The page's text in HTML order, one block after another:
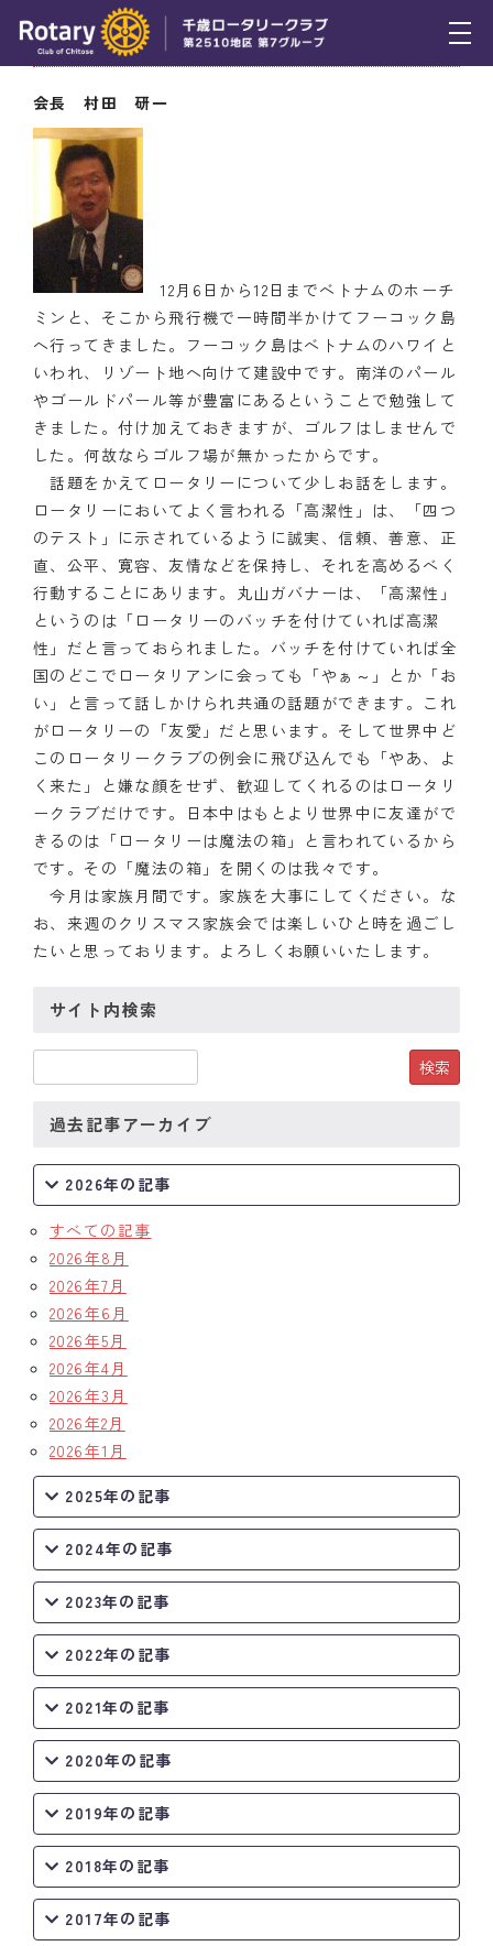
トピックス
例会報告
活動報告
理事会報告
スケジュール
年間プログラム
木曜会
組織図
クラブのあゆみ
クラブの歴史
歴代会長・幹事
記念誌
案内
例会場・事務局の案内
リンク集
情報公開
入会のご案内
12月13日（木） 会長挨拶
会長 村田 研一
12月6日から12日までベトナムのホーチ
ミンと、そこから飛行機で一時間半かけてフーコック島
へ行ってきました。フーコック島はベトナムのハワイと
いわれ、リゾート地へ向けて建設中です。南洋のパール
やゴールドパール等が豊富にあるということで勉強して
きました。付け加えておきますが、ゴルフはしませんで
した。何故ならゴルフ場が無かったからです。
話題をかえてロータリーについて少しお話をします。
ロータリーにおいてよく言われる「高潔性」は、「四つ
のテスト」に示されているように誠実、信頼、善意、正
直、公平、寛容、友情などを保持し、それを高めるべく
行動することにあります。丸山ガバナーは、「高潔性」
というのは「ロータリーのバッチを付けていれば高潔
性」だと言っておられました。バッチを付けていれば全
国のどこでロータリアンに会っても「やぁ～」とか「お
い」と言って話しかけられ共通の話題ができます。これ
がロータリーの「友愛」だと思います。そして世界中ど
このロータリークラブの例会に飛び込んでも「やあ、よ
く来た」と嫌な顔をせず、歓迎してくれるのはロータリ
ークラブだけです。日本中はもとより世界中に友達がで
きるのは「ロータリーは魔法の箱」と言われているから
です。その「魔法の箱」を開くのは我々です。
今月は家族月間です。家族を大事にしてください。な
お、来週のクリスマス家族会では楽しいひと時を過ごし
たいと思っております。よろしくお願いいたします。
サイト内検索
過去記事アーカイブ
2026年の記事
すべての記事
2026年8月
2026年7月
2026年6月
2026年5月
2026年4月
2026年3月
2026年2月
2026年1月
2025年の記事
2024年の記事
2023年の記事
2022年の記事
2021年の記事
2020年の記事
2019年の記事
2018年の記事
2017年の記事